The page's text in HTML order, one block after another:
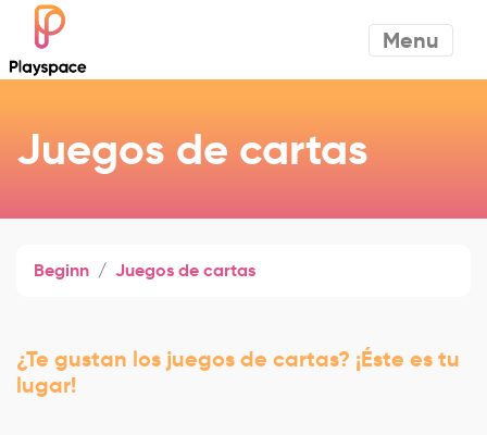
Menu
Juegos de cartas
Beginn Juegos de cartas
¿Te gustan los juegos de cartas? ¡Éste es tu
lugar!